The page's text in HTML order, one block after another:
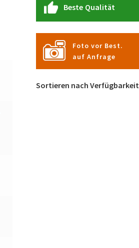
Beste Qualität
Foto vor Best.
auf Anfrage
Sortieren nach Verfügbarkeit